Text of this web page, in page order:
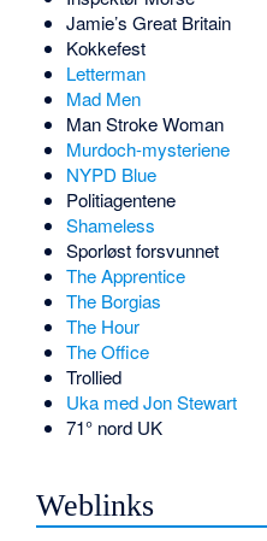
Jamie’s Great Britain
Kokkefest
Letterman
Mad Men
Man Stroke Woman
Murdoch-mysteriene
NYPD Blue
Politiagentene
Shameless
Sporløst forsvunnet
The Apprentice
The Borgias
The Hour
The Office
Trollied
Uka med Jon Stewart
71° nord UK
Weblinks